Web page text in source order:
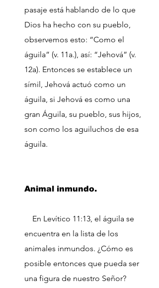
pasaje está hablando de lo que
Dios ha hecho con su pueblo,
observemos esto: “Como el
águila” (v. 11a.), así: “Jehová” (v.
12a). Entonces se establece un
símil, Jehová actuó como un
águila, si Jehová es como una
gran Águila, su pueblo, sus hijos,
son como los aguiluchos de esa
águila.
Animal inmundo.
En Levítico 11:13, el águila se
encuentra en la lista de los
animales inmundos. ¿Cómo es
posible entonces que pueda ser
una figura de nuestro Señor?